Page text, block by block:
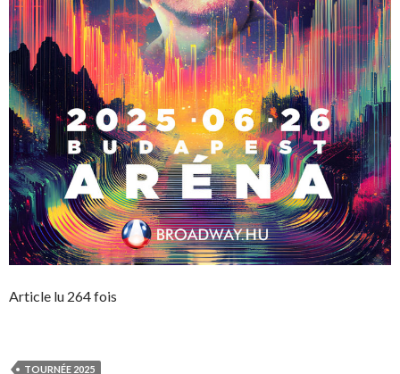
Article lu 264 fois
TOURNÉE 2025